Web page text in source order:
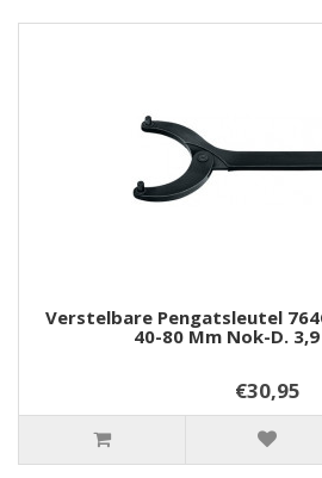
Verstelbare Pengatsleutel
40-80 Mm Nok-D.
€30,95